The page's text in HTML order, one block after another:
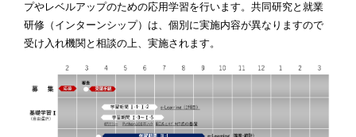
プやレベルアップのための応用学習を行います。共同研究と就業
研修（インターンシップ）は、個別に実施内容が異なりますので
受け入れ機関と相談の上、実施されます。